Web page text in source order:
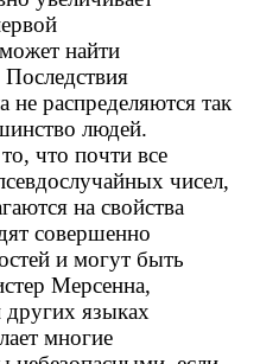
найти
не распределяются так
людей.
что почти все
чисел,
на свойства
совершенно
и могут быть
Мерсенна,
языках
многие